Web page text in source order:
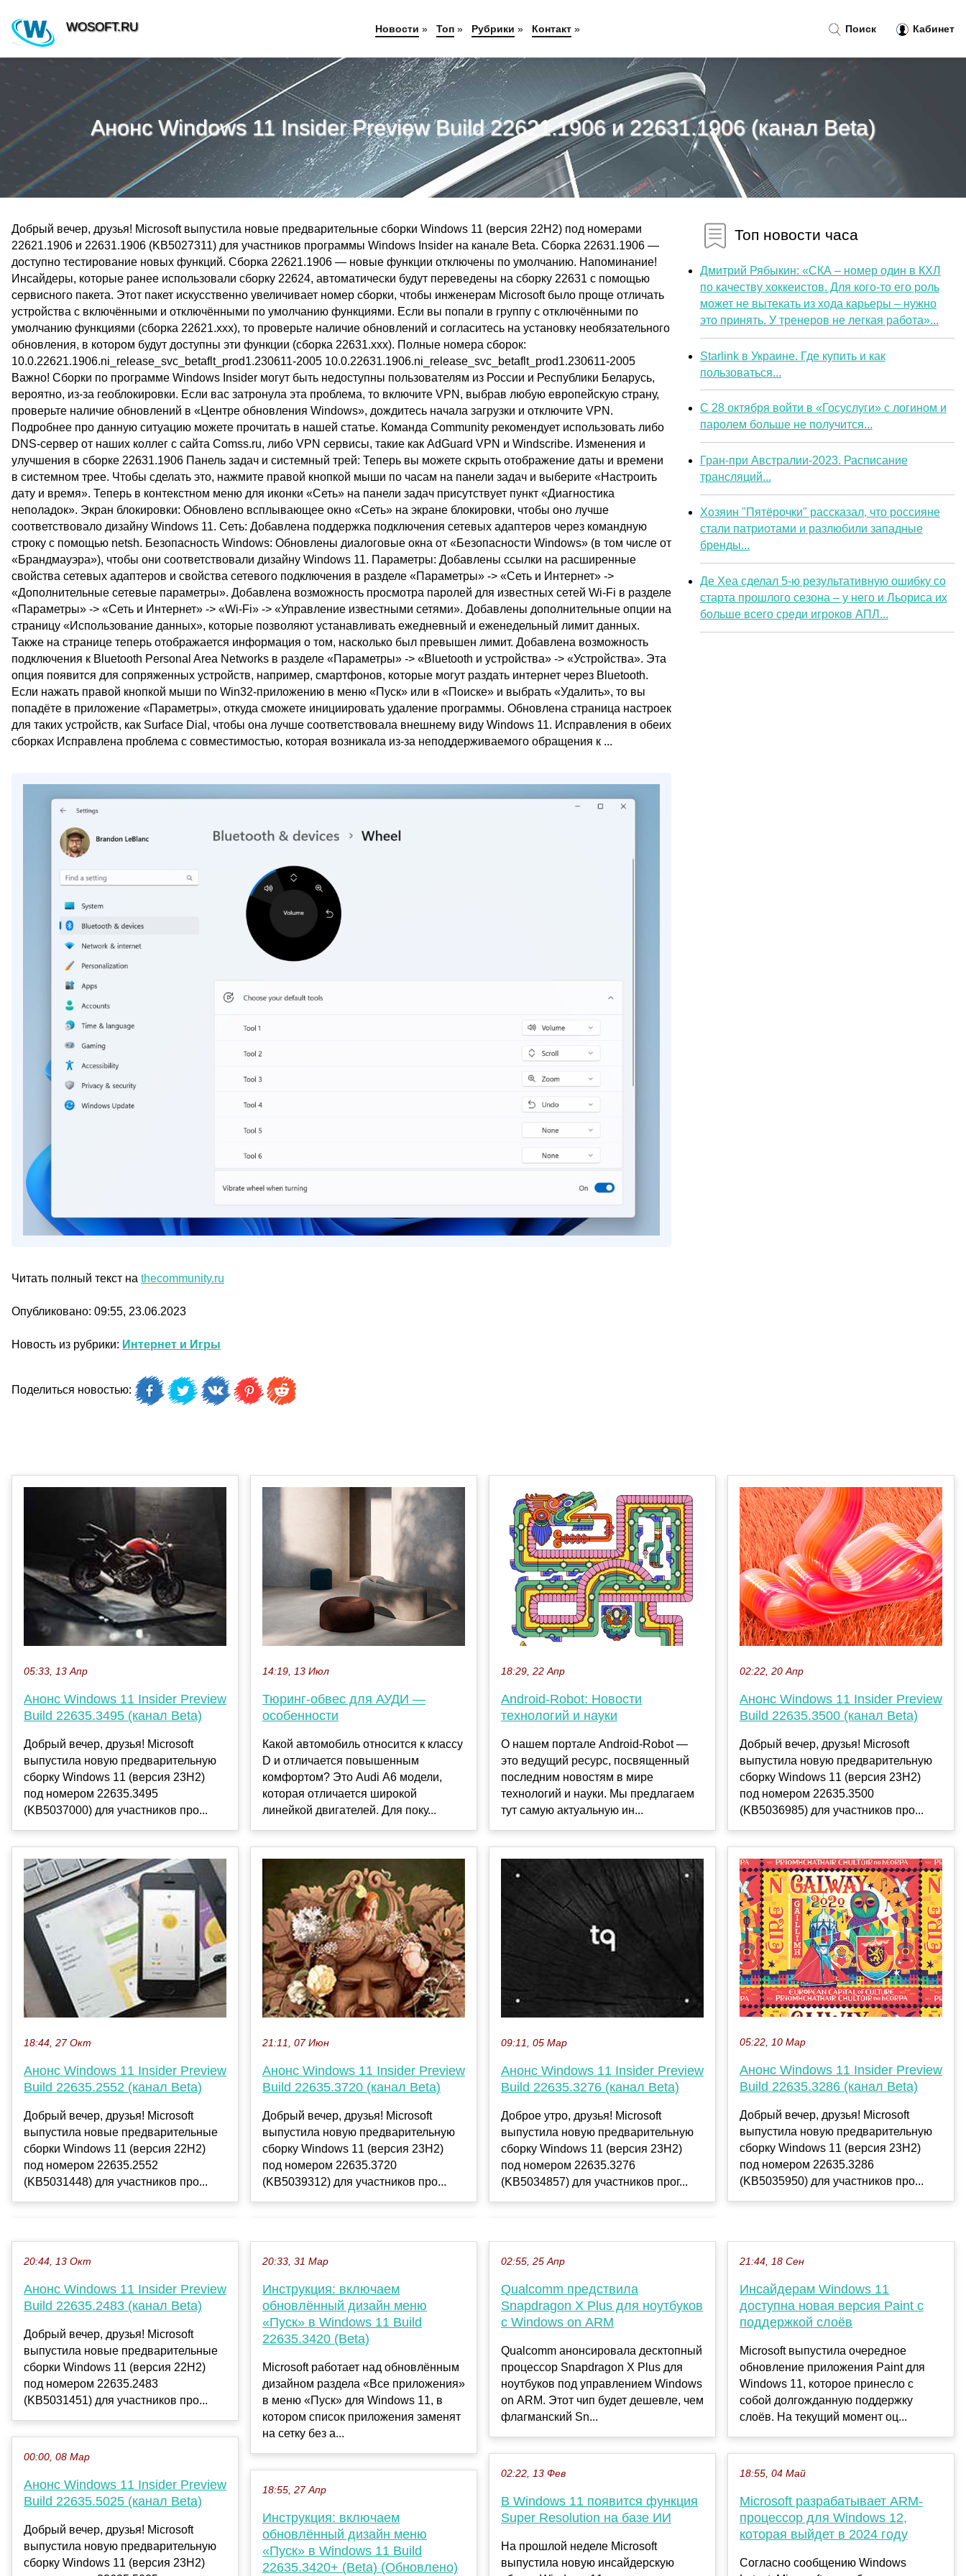
Анонс Windows 11 Insider Preview Build 22621.1906 и 22631.1906 (канал Beta)
Добрый вечер, друзья! Microsoft выпустила новые предварительные сборки Windows 11 (версия 22H2) под номерами
22621.1906 и 22631.1906 (KB5027311) для участников программы Windows Insider на канале Beta. Сборка 22631.1906 —
доступно тестирование новых функций. Сборка 22621.1906 — новые функции отключены по умолчанию. Напоминание!
Инсайдеры, которые ранее использовали сборку 22624, автоматически будут переведены на сборку 22631 с помощью
сервисного пакета. Этот пакет искусственно увеличивает номер сборки, чтобы инженерам Microsoft было проще отличать
устройства с включёнными и отключёнными по умолчанию функциями. Если вы попали в группу с отключёнными по
умолчанию функциями (сборка 22621.xxx), то проверьте наличие обновлений и согласитесь на установку необязательного
обновления, в котором будут доступны эти функции (сборка 22631.xxx). Полные номера сборок:
10.0.22621.1906.ni_release_svc_betaflt_prod1.230611-2005 10.0.22631.1906.ni_release_svc_betaflt_prod1.230611-2005
Важно! Сборки по программе Windows Insider могут быть недоступны пользователям из России и Республики Беларусь,
вероятно, из-за геоблокировки. Если вас затронула эта проблема, то включите VPN, выбрав любую европейскую страну,
проверьте наличие обновлений в «Центре обновления Windows», дождитесь начала загрузки и отключите VPN.
Подробнее про данную ситуацию можете прочитать в нашей статье. Команда Community рекомендует использовать либо
DNS-сервер от наших коллег с сайта Comss.ru, либо VPN сервисы, такие как AdGuard VPN и Windscribe. Изменения и
улучшения в сборке 22631.1906 Панель задач и системный трей: Теперь вы можете скрыть отображение даты и времени
в системном трее. Чтобы сделать это, нажмите правой кнопкой мыши по часам на панели задач и выберите «Настроить
дату и время». Теперь в контекстном меню для иконки «Сеть» на панели задач присутствует пункт «Диагностика
неполадок». Экран блокировки: Обновлено всплывающее окно «Сеть» на экране блокировки, чтобы оно лучше
соответствовало дизайну Windows 11. Сеть: Добавлена поддержка подключения сетевых адаптеров через командную
строку с помощью netsh. Безопасность Windows: Обновлены диалоговые окна от «Безопасности Windows» (в том числе от
«Брандмауэра»), чтобы они соответствовали дизайну Windows 11. Параметры: Добавлены ссылки на расширенные
свойства сетевых адаптеров и свойства сетевого подключения в разделе «Параметры» -> «Сеть и Интернет» ->
«Дополнительные сетевые параметры». Добавлена возможность просмотра паролей для известных сетей Wi-Fi в разделе
«Параметры» -> «Сеть и Интернет» -> «Wi-Fi» -> «Управление известными сетями». Добавлены дополнительные опции на
страницу «Использование данных», которые позволяют устанавливать ежедневный и еженедельный лимит данных.
Также на странице теперь отображается информация о том, насколько был превышен лимит. Добавлена возможность
подключения к Bluetooth Personal Area Networks в разделе «Параметры» -> «Bluetooth и устройства» -> «Устройства». Эта
опция появится для сопряженных устройств, например, смартфонов, которые могут раздать интернет через Bluetooth.
Если нажать правой кнопкой мыши по Win32-приложению в меню «Пуск» или в «Поиске» и выбрать «Удалить», то вы
попадёте в приложение «Параметры», откуда сможете инициировать удаление программы. Обновлена страница настроек
для таких устройств, как Surface Dial, чтобы она лучше соответствовала внешнему виду Windows 11. Исправления в обеих
сборках Исправлена проблема с совместимостью, которая возникала из-за неподдерживаемого обращения к ...
Читать полный текст на thecommunity.ru
Опубликовано: 09:55, 23.06.2023
Новость из рубрики: Интернет и Игры
Поделиться новостью:
Топ новости часа
Дмитрий Рябыкин: «СКА – номер один в КХЛ
по качеству хоккеистов. Для кого-то его роль
может не вытекать из хода карьеры – нужно
это принять. У тренеров не легкая работа»...
Starlink в Украине. Где купить и как
пользоваться...
С 28 октября войти в «Госуслуги» с логином и
паролем больше не получится...
Гран-при Австралии-2023. Расписание
трансляций...
Хозяин "Пятёрочки" рассказал, что россияне
стали патриотами и разлюбили западные
бренды...
Де Хеа сделал 5-ю результативную ошибку со
старта прошлого сезона – у него и Льориса их
больше всего среди игроков АПЛ...
05:33, 13 Апр
Анонс Windows 11 Insider Preview
Build 22635.3495 (канал Beta)
Добрый вечер, друзья! Microsoft
выпустила новую предварительную
сборку Windows 11 (версия 23H2)
под номером 22635.3495
(KB5037000) для участников про...
18:44, 27 Окт
Анонс Windows 11 Insider Preview
Build 22635.2552 (канал Beta)
Добрый вечер, друзья! Microsoft
выпустила новые предварительные
сборки Windows 11 (версия 22H2)
под номером 22635.2552
(KB5031448) для участников про...
14:19, 13 Июл
Тюринг-обвес для АУДИ —
особенности
Какой автомобиль относится к классу
D и отличается повышенным
комфортом? Это Audi А6 модели,
которая отличается широкой
линейкой двигателей. Для поку...
21:11, 07 Июн
Анонс Windows 11 Insider Preview
Build 22635.3720 (канал Beta)
Добрый вечер, друзья! Microsoft
выпустила новую предварительную
сборку Windows 11 (версия 23H2)
под номером 22635.3720
(KB5039312) для участников про...
18:29, 22 Апр
Android-Robot: Новости
технологий и науки
О нашем портале Android-Robot —
это ведущий ресурс, посвященный
последним новостям в мире
технологий и науки. Мы предлагаем
тут самую актуальную ин...
09:11, 05 Мар
Анонс Windows 11 Insider Preview
Build 22635.3276 (канал Beta)
Доброе утро, друзья! Microsoft
выпустила новую предварительную
сборку Windows 11 (версия 23H2)
под номером 22635.3276
(KB5034857) для участников прог...
02:22, 20 Апр
Анонс Windows 11 Insider Preview
Build 22635.3500 (канал Beta)
Добрый вечер, друзья! Microsoft
выпустила новую предварительную
сборку Windows 11 (версия 23H2)
под номером 22635.3500
(KB5036985) для участников про...
05:22, 10 Мар
Анонс Windows 11 Insider Preview
Build 22635.3286 (канал Beta)
Добрый вечер, друзья! Microsoft
выпустила новую предварительную
сборку Windows 11 (версия 23H2)
под номером 22635.3286
(KB5035950) для участников про...
20:44, 13 Окт
Анонс Windows 11 Insider Preview
Build 22635.2483 (канал Beta)
Добрый вечер, друзья! Microsoft
выпустила новые предварительные
сборки Windows 11 (версия 22H2)
под номером 22635.2483
(KB5031451) для участников про...
00:00, 08 Мар
Анонс Windows 11 Insider Preview
Build 22635.5025 (канал Beta)
Добрый вечер, друзья! Microsoft
выпустила новую предварительную
сборку Windows 11 (версия 23H2)
20:33, 31 Мар
Инструкция: включаем
обновлённый дизайн меню
«Пуск» в Windows 11 Build
22635.3420 (Beta)
Microsoft работает над обновлённым
дизайном раздела «Все приложения»
в меню «Пуск» для Windows 11, в
котором список приложения заменят
на сетку без а...
18:55, 27 Апр
Инструкция: включаем
обновлённый дизайн меню
«Пуск» в Windows 11 Build
22635.3420+ (Beta) (Обновлено)
02:55, 25 Апр
Qualcomm предствила
Snapdragon X Plus для ноутбуков
с Windows on ARM
Qualcomm анонсировала десктопный
процессор Snapdragon X Plus для
ноутбуков под управлением Windows
on ARM. Этот чип будет дешевле, чем
флагманский Sn...
02:22, 13 Фев
В Windows 11 появится функция
Super Resolution на базе ИИ
На прошлой неделе Microsoft
выпустила новую инсайдерскую
21:44, 18 Сен
Инсайдерам Windows 11
доступна новая версия Paint с
поддержкой слоёв
Microsoft выпустила очередное
обновление приложения Paint для
Windows 11, которое принесло с
собой долгожданную поддержку
слоёв. На текущий момент оц...
18:55, 04 Май
Microsoft разрабатывает ARM-
процессор для Windows 12,
которая выйдет в 2024 году
Согласно сообщению Windows
Поиск Кабинет
WOSOFT.RU Новости » Топ» Рубрики » Контакт»